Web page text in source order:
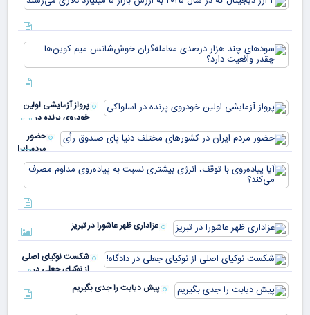
پرواز آزمایشی اولین
خودروی پرنده در
اسلواکی
حضور
مردم ایران
در
کشورهای
مختلف
دنیا پای
صندوق
عزاداری ظهر عاشورا در تبریز
شکست نوکیای اصلی
از نوکیای جعلی در
دادگاه!
پیش دیابت را جدی بگیریم